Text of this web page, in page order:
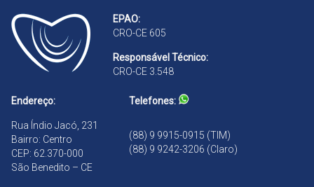
r
a
EPAO:
CRO-CE 605
Responsável Técnico:
CRO-CE 3.548
Endereço:
Rua Índio Jacó, 231
Bairro: Centro
CEP: 62.370-000
São Benedito – CE
Telefones:
(88) 9 9915-0915 (TIM)
(88) 9 9242-3206 (Claro)